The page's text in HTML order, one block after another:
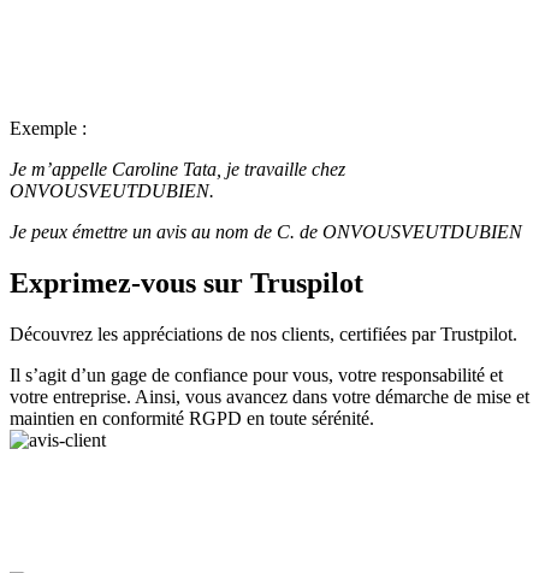
Exemple :
Je m’appelle Caroline Tata, je travaille chez
ONVOUSVEUTDUBIEN.
Je peux émettre un avis au nom de C. de ONVOUSVEUTDUBIEN
Exprimez-vous sur Truspilot
Découvrez les appréciations de nos clients, certifiées par Trustpilot.
Il s’agit d’un gage de confiance pour vous, votre responsabilité et
votre entreprise. Ainsi, vous avancez dans votre démarche de mise et
maintien en conformité RGPD en toute sérénité.